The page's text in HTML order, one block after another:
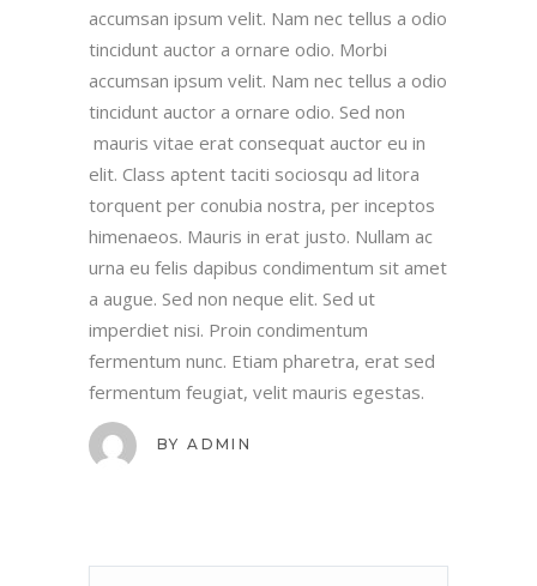
accumsan ipsum velit. Nam nec tellus a odio
tincidunt auctor a ornare odio. Morbi
accumsan ipsum velit. Nam nec tellus a odio
tincidunt auctor a ornare odio. Sed non
mauris vitae erat consequat auctor eu in
elit. Class aptent taciti sociosqu ad litora
torquent per conubia nostra, per inceptos
himenaeos. Mauris in erat justo. Nullam ac
urna eu felis dapibus condimentum sit amet
a augue. Sed non neque elit. Sed ut
imperdiet nisi. Proin condimentum
fermentum nunc. Etiam pharetra, erat sed
fermentum feugiat, velit mauris egestas.
BY ADMIN